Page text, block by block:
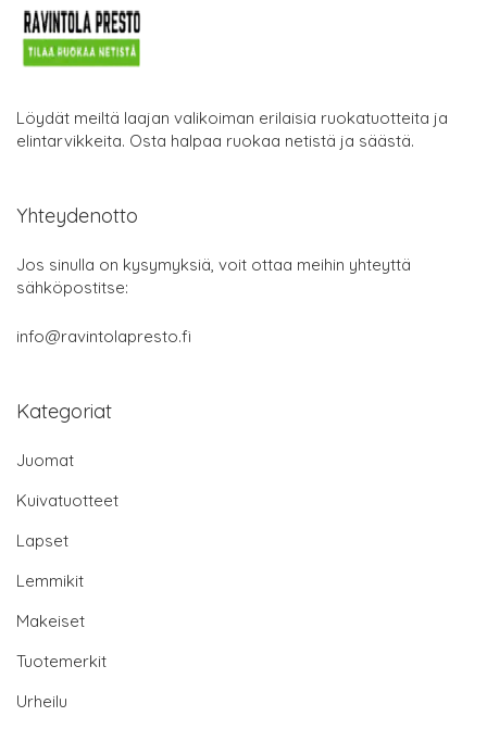
Löydät meiltä laajan valikoiman erilaisia ruokatuotteita ja
elintarvikkeita. Osta halpaa ruokaa netistä ja säästä.
Yhteydenotto
Jos sinulla on kysymyksiä, voit ottaa meihin yhteyttä
sähköpostitse:
info@ravintolapresto.fi
Kategoriat
Juomat
Kuivatuotteet
Lapset
Lemmikit
Makeiset
Tuotemerkit
Urheilu